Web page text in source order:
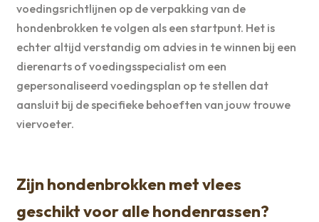
voedingsrichtlijnen op de verpakking van de
hondenbrokken te volgen als een startpunt. Het is
echter altijd verstandig om advies in te winnen bij een
dierenarts of voedingsspecialist om een
gepersonaliseerd voedingsplan op te stellen dat
aansluit bij de specifieke behoeften van jouw trouwe
viervoeter.
Zijn hondenbrokken met vlees
geschikt voor alle hondenrassen?